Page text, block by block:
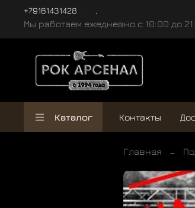
Мы работаем ежедневно с 10:00 до
+79161431428
Каталог Контакты
Главная